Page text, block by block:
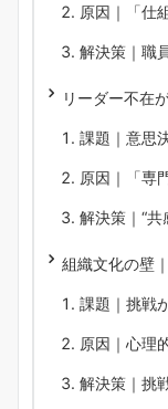
原因｜「仕
解決策｜職
リーダー不在
課題｜意思
原因｜「専
解決策｜“
組織文化の壁
課題｜挑戦
原因｜心理
解決策｜挑